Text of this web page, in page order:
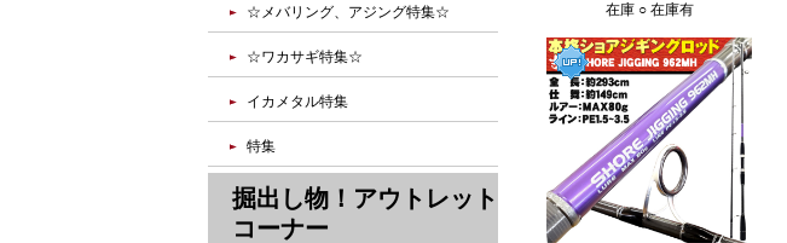
在庫 ○ 在庫有
☆メバリング、アジング特集☆
☆ワカサギ特集☆
イカメタル特集
特集
掘出し物！アウトレット
コーナー